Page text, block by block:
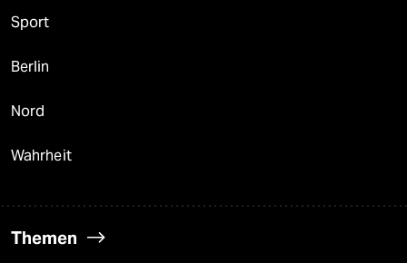
Sport
Berlin
Nord
Wahrheit
Themen